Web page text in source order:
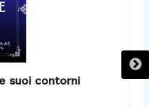
suoi contorni